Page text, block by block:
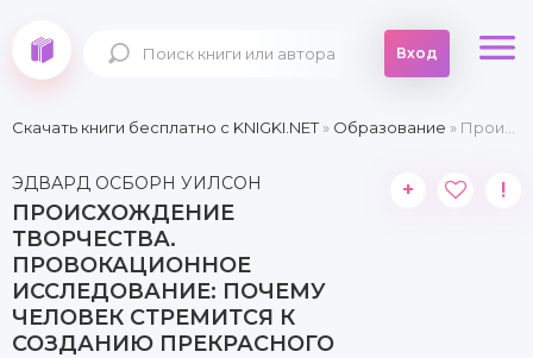
Вход
Скачать книги бесплатно c KNIGKI.NET» Образование » Происхождение творчества. Провокационное исследование: почему человек стремится к созданию прекрасного
ЭДВАРД ОСБОРН УИЛСОН
ПРОИСХОЖДЕНИЕ
ТВОРЧЕСТВА.
ПРОВОКАЦИОННОЕ
ИССЛЕДОВАНИЕ: ПОЧЕМУ
ЧЕЛОВЕК СТРЕМИТСЯ К
СОЗДАНИЮ ПРЕКРАСНОГО
+ !